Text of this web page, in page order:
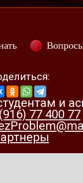
и
77 400 77